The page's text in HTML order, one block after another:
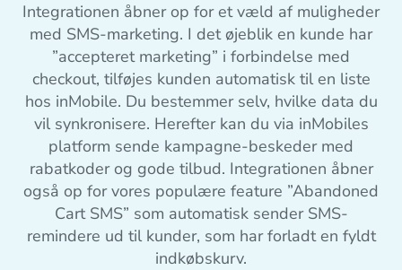
Integrationen åbner op for et væld af muligheder
med SMS-marketing. I det øjeblik en kunde har
”accepteret marketing” i forbindelse med
checkout, tilføjes kunden automatisk til en liste
hos inMobile. Du bestemmer selv, hvilke data du
vil synkronisere. Herefter kan du via inMobiles
platform sende kampagne-beskeder med
rabatkoder og gode tilbud. Integrationen åbner
også op for vores populære feature ”Abandoned
Cart SMS” som automatisk sender SMS-
remindere ud til kunder, som har forladt en fyldt
indkøbskurv.